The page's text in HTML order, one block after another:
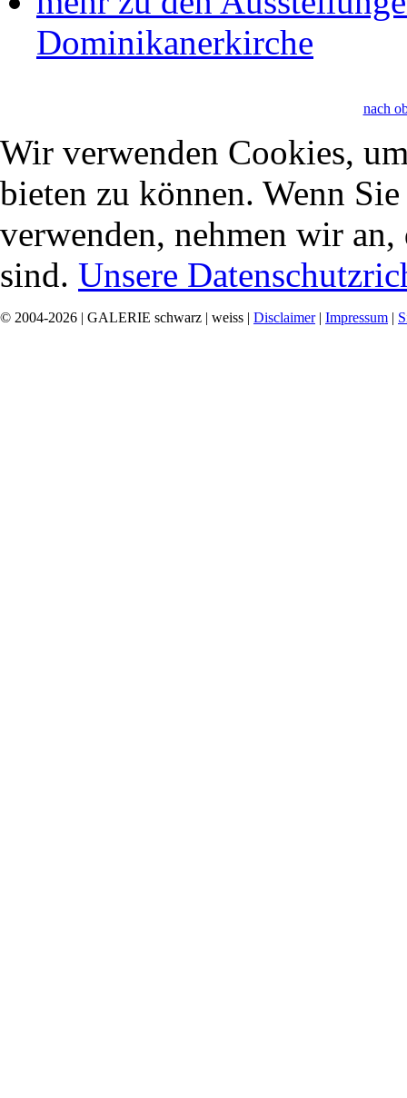
Dominikanerkirche
nach
Wir verwenden Cookies,
bieten zu können. Wenn
verwenden, nehmen wir
sind. Unsere
© 2004-2026 | GALERIE schwarz | weiss | Disclaimer| Impressum |